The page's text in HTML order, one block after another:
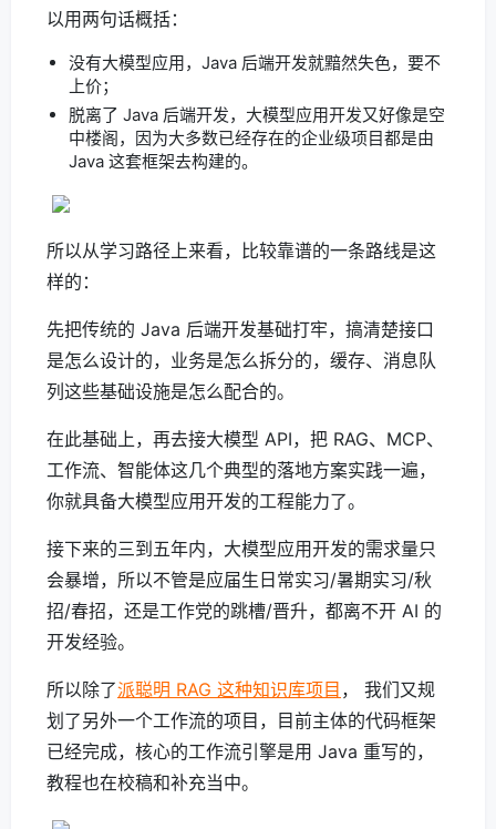
以用两句话概括：
没有大模型应用，Java 后端开发就黯然失色，要不
上价；
脱离了 Java 后端开发，大模型应用开发又好像是空
中楼阁，因为大多数已经存在的企业级项目都是由
Java 这套框架去构建的。
所以从学习路径上来看，比较靠谱的一条路线是这
样的：
先把传统的 Java 后端开发基础打牢，搞清楚接口
是怎么设计的，业务是怎么拆分的，缓存、消息队
列这些基础设施是怎么配合的。
在此基础上，再去接大模型 API，把 RAG、MCP、
工作流、智能体这几个典型的落地方案实践一遍，
你就具备大模型应用开发的工程能力了。
接下来的三到五年内，大模型应用开发的需求量只
会暴增，所以不管是应届生日常实习/暑期实习/秋
招/春招，还是工作党的跳槽/晋升，都离不开 AI 的
开发经验。
所以除了派聪明 RAG 这种知识库项目 ， 我们又规
划了另外一个工作流的项目，目前主体的代码框架
已经完成，核心的工作流引擎是用 Java 重写的，
教程也在校稿和补充当中。